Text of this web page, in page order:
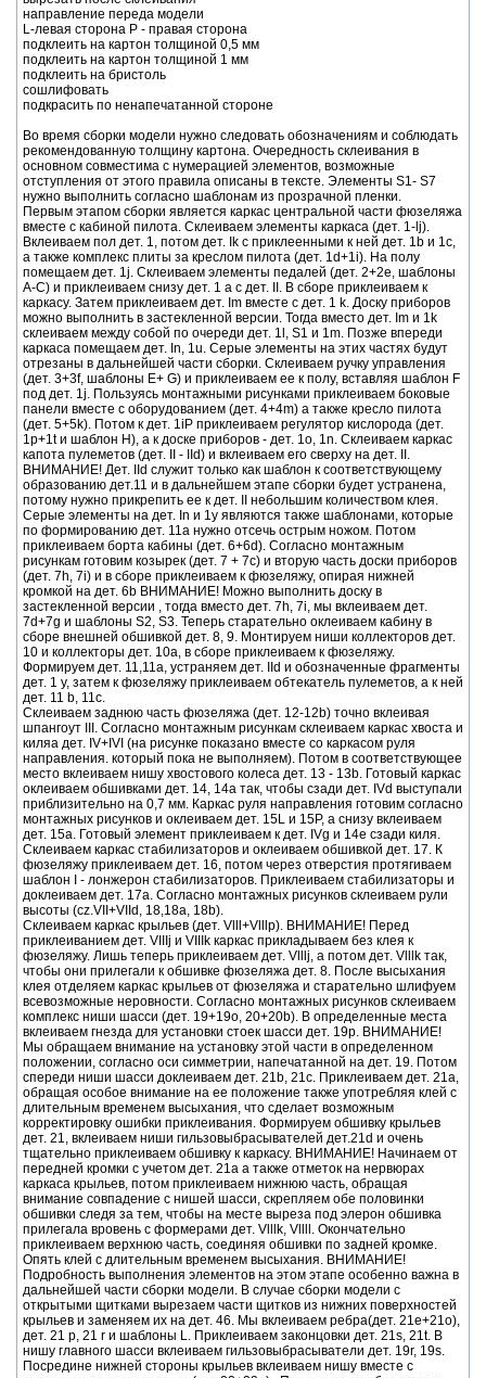
направление переда модели
L-левая сторона Р - правая сторона
подклеить на картон толщиной 0,5 мм
подклеить на картон толщиной 1 мм
подклеить на бристоль
сошлифовать
подкрасить по ненапечатанной стороне
Во время сборки модели нужно следовать обозначениям и соблюдать
рекомендованную толщину картона. Очередность склеивания в
основном совместима с нумерацией элементов, возможные
отступления от этого правила описаны в тексте. Элементы S1- S7
нужно выполнить согласно шаблонам из прозрачной пленки.
Первым этапом сборки является каркас центральной части фюзеляжа
вместе с кабиной пилота. Склеиваем элементы каркаса (дет. 1-lj).
Вклеиваем пол дет. 1, потом дет. Ik с приклеенными к ней дет. 1b и 1c,
а также комплекс плиты за креслом пилота (дет. 1d+1i). На полу
помещаем дет. 1j. Склеиваем элементы педалей (дет. 2+2e, шаблоны
А-C) и приклеиваем снизу дет. 1 а с дет. II. В сборе приклеиваем к
каркасу. Затем приклеиваем дет. Im вместе с дет. 1 k. Доску приборов
можно выполнить в застекленной версии. Тогда вместо дет. Im и 1k
склеиваем между собой по очереди дет. 1l, S1 и 1m. Позже впереди
каркаса помещаем дет. In, 1u. Серые элементы на этих частях будут
отрезаны в дальнейшей части сборки. Склеиваем ручку управления
(дет. 3+3f, шаблоны Е+ G) и приклеиваем ее к полу, вставляя шаблон F
под дет. 1j. Пользуясь монтажными рисунками приклеиваем боковые
панели вместе с оборудованием (дет. 4+4m) а также кресло пилота
(дет. 5+5k). Потом к дет. 1iP приклеиваем регулятор кислорода (дет.
1p+1t и шаблон H), а к доске приборов - дет. 1о, 1n. Склеиваем каркас
капота пулеметов (дет. II - IId) и вклеиваем его сверху на дет. II.
ВНИМАНИЕ! Дет. IId служит только как шаблон к соответствующему
образованию дет.11 и в дальнейшем этапе сборки будет устранена,
потому нужно прикрепить ее к дет. II небольшим количеством клея.
Серые элементы на дет. In и 1у являются также шаблонами, которые
по формированию дет. 11а нужно отсечь острым ножом. Потом
приклеиваем борта кабины (дет. 6+6d). Согласно монтажным
рисункам готовим козырек (дет. 7 + 7c) и вторую часть доски приборов
(дет. 7h, 7i) и в сборе приклеиваем к фюзеляжу, опирая нижней
кромкой на дет. 6b ВНИМАНИЕ! Можно выполнить доску в
застекленной версии , тогда вместо дет. 7h, 7i, мы вклеиваем дет.
7d+7g и шаблоны S2, S3. Теперь старательно оклеиваем кабину в
сборе внешней обшивкой дет. 8, 9. Монтируем ниши коллекторов дет.
10 и коллекторы дет. 10a, в сборе приклеиваем к фюзеляжу.
Формируем дет. 11,11а, устраняем дет. IId и обозначенные фрагменты
дет. 1 у, затем к фюзеляжу приклеиваем обтекатель пулеметов, а к ней
дет. 11 b, 11c.
Склеиваем заднюю часть фюзеляжа (дет. 12-12b) точно вклеивая
шпангоут III. Согласно монтажным рисункам склеиваем каркас хвоста и
киляа дет. IV+IVI (на рисунке показано вместе со каркасом руля
направления. который пока не выполняем). Потом в соответствующее
место вклеиваем нишу хвостового колеса дет. 13 - 13b. Готовый каркас
оклеиваем обшивками дет. 14, 14a так, чтобы сзади дет. IVd выступали
приблизительно на 0,7 мм. Каркас руля направления готовим согласно
монтажных рисунков и оклеиваем дет. 15L и 15P, а снизу вклеиваем
дет. 15a. Готовый элемент приклеиваем к дет. IVg и 14e сзади киля.
Склеиваем каркас стабилизаторов и оклеиваем обшивкой дет. 17. К
фюзеляжу приклеиваем дет. 16, потом через отверстия протягиваем
шаблон I - лонжерон стабилизаторов. Приклеиваем стабилизаторы и
доклеиваем дет. 17a. Согласно монтажных рисунков склеиваем рули
высоты (cz.VII+VIId, 18,18a, 18b).
Склеиваем каркас крыльев (дет. Vlll+Vlllp). ВНИМАНИЕ! Перед
приклеиванием дет. VIIIj и VIIIk каркас прикладываем без клея к
фюзеляжу. Лишь теперь приклеиваем дет. Vlllj, а потом дет. Vlllk так,
чтобы они прилегали к обшивке фюзеляжа дет. 8. После высыхания
клея отделяем каркас крыльев от фюзеляжа и старательно шлифуем
всевозможные неровности. Согласно монтажных рисунков склеиваем
комплекс ниши шасси (дет. 19+19o, 20+20b). В определенные места
вклеиваем гнезда для установки стоек шасси дет. 19p. ВНИМАНИЕ!
Мы обращаем внимание на установку этой части в определенном
положении, согласно оси симметрии, напечатанной на дет. 19. Потом
спереди ниши шасси доклеиваем дет. 21b, 21c. Приклеиваем дет. 21а,
обращая особое внимание на ее положение также употребляя клей с
длительным временем высыхания, что сделает возможным
корректировку ошибки приклеивания. Формируем обшивку крыльев
дет. 21, вклеиваем ниши гильзовыбрасывателей дет.21d и очень
тщательно приклеиваем обшивку к каркасу. ВНИМАНИЕ! Начинаем от
передней кромки с учетом дет. 21a а также отметок на нервюрах
каркаса крыльев, потом приклеиваем нижнюю часть, обращая
внимание совпадение с нишей шасси, скрепляем обе половинки
обшивки следя за тем, чтобы на месте выреза под элерон обшивка
прилегала вровень с формерами дет. Vlllk, Vllll. Окончательно
приклеиваем верхнюю часть, соединяя обшивки по задней кромке.
Опять клей с длительным временем высыхания. ВНИМАНИЕ!
Подробность выполнения элементов на этом этапе особенно важна в
дальнейшей части сборки модели. В случае сборки модели с
открытыми щитками вырезаем части щитков из нижних поверхностей
крыльев и заменяем их на дет. 46. Мы вклеиваем ребра(дет. 21e+21o),
дет. 21 p, 21 r и шаблоны L. Приклеиваем законцовки дет. 21s, 21t. В
нишу главного шасси вклеиваем гильзовыбрасыватели дет. 19r, 19s.
Посредине нижней стороны крыльев вклеиваем нишу вместе с